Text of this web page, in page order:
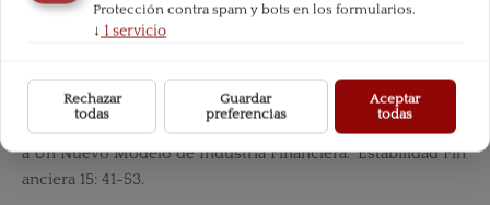
In Property, Freedom and Society: Essays in Honour of Han
L. Smith. 2014. Rethinking Housing Bubbles. Cambridge.
González Cid, M. 2008. “La Crisis de Liquidez de 2007: Haci
a Un Nuevo Modelo de Industria Financiera.” Estabilidad Fin
anciera 15: 41-53.
Protección contra spam y bots en los formularios.
↓ 1servicio
Rechazar
todas
Guardar
preferencias
Aceptar
todas